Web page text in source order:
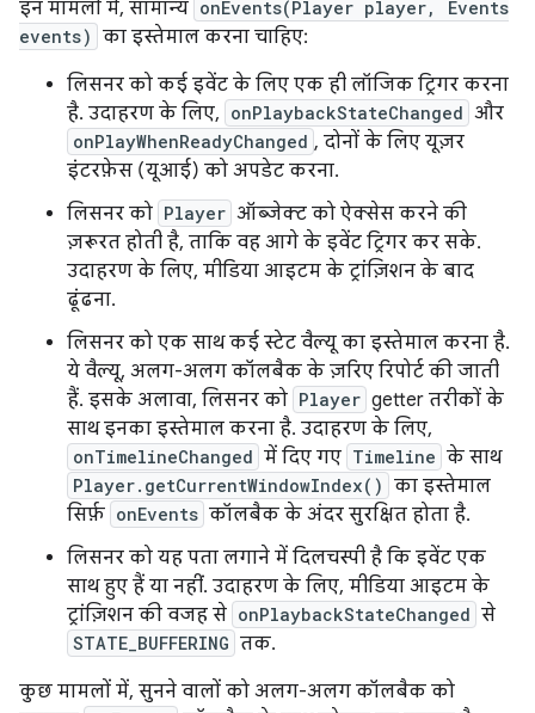
इन मामलों में, सामान्य onEvents(Player player, Events
events) का इस्तेमाल करना चाहिए:
लिसनर को कई इवेंट के लिए एक ही लॉजिक ट्रिगर करना
है. उदाहरण के लिए, onPlaybackStateChanged और
onPlayWhenReadyChanged , दोनों के लिए यूज़र
इंटरफ़ेस (यूआई) को अपडेट करना.
लिसनर को Player ऑब्जेक्ट को ऐक्सेस करने की
ज़रूरत होती है, ताकि वह आगे के इवेंट ट्रिगर कर सके.
उदाहरण के लिए, मीडिया आइटम के ट्रांज़िशन के बाद
ढूंढना.
लिसनर को एक साथ कई स्टेट वैल्यू का इस्तेमाल करना है.
ये वैल्यू, अलग-अलग कॉलबैक के ज़रिए रिपोर्ट की जाती
हैं. इसके अलावा, लिसनर को Player getter तरीकों के
साथ इनका इस्तेमाल करना है. उदाहरण के लिए,
onTimelineChanged में दिए गए Timeline के साथ
Player.getCurrentWindowIndex() का इस्तेमाल
सिर्फ़ onEvents कॉलबैक के अंदर सुरक्षित होता है.
लिसनर को यह पता लगाने में दिलचस्पी है कि इवेंट एक
साथ हुए हैं या नहीं. उदाहरण के लिए, मीडिया आइटम के
ट्रांज़िशन की वजह से onPlaybackStateChanged से
STATE_BUFFERING तक.
कुछ मामलों में, सुनने वालों को अलग-अलग कॉलबैक को